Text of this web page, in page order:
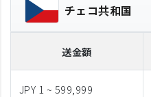
チェコ共和国
送金額
JPY 1 ~ 599,999